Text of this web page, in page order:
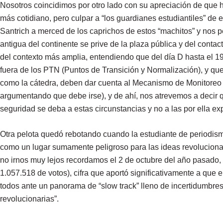
Nosotros coincidimos por otro lado con su apreciación de
más cotidiano, pero culpar a “los guardianes estudiantiles”
Santrich a merced de los caprichos de estos “machitos” y
antigua del continente se prive de la plaza pública y del
del contexto más amplia, entendiendo que del día D hasta el
fuera de los PTN (Puntos de Transición y Normalización), y
como la cátedra, deben dar cuenta al Mecanismo de
argumentando que debe irse), y de ahí, nos atrevemos a
seguridad se deba a estas circunstancias y no a las por ella
Otra pelota quedó rebotando cuando la estudiante de
como un lugar sumamente peligroso para las ideas
no irnos muy lejos recordamos el 2 de octubre del año
1.057.518 de votos), cifra que aportó significativamente a
todos ante un panorama de “slow track” lleno de
revolucionarias”.